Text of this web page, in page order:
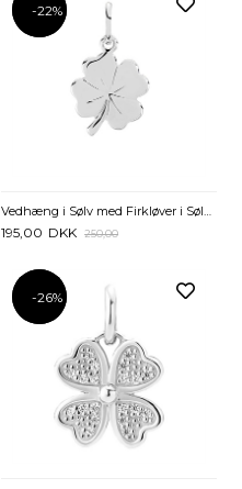
-22%
-22%
Vedhæng i Sølv med Firkløver i Sølv - 10 x 10 mm
195,00 DKK 250,00
-26%
-26%